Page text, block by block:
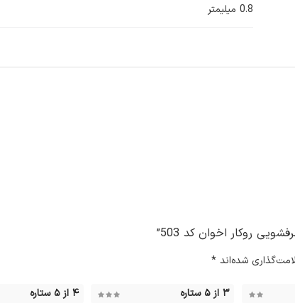
0.8 میلیمتر
روکار اخوان کد 503”
شده‌اند *
۳ از ۵ ستاره ۴ از ۵ ستاره